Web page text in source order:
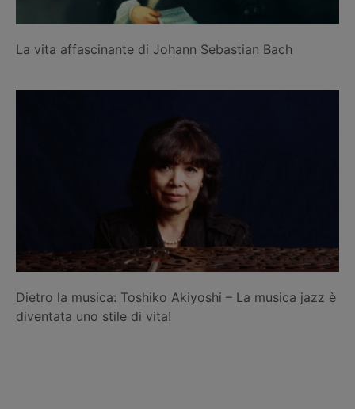
La vita affascinante di Johann Sebastian Bach
Dietro la musica: Toshiko Akiyoshi – La musica jazz è
diventata uno stile di vita!